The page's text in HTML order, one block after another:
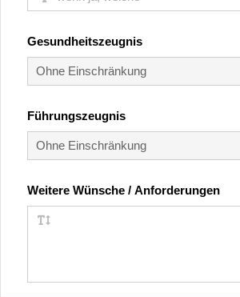
Gesundheitszeugnis
Führungszeugnis
Weitere Wünsche / Anforderungen